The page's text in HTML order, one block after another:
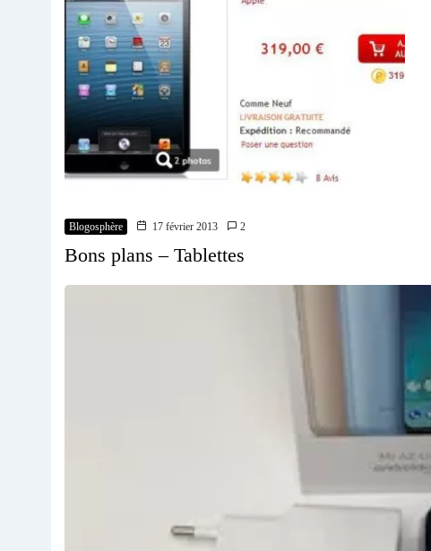
Blogosphère 17 février 2013 2
Bons plans – Tablettes